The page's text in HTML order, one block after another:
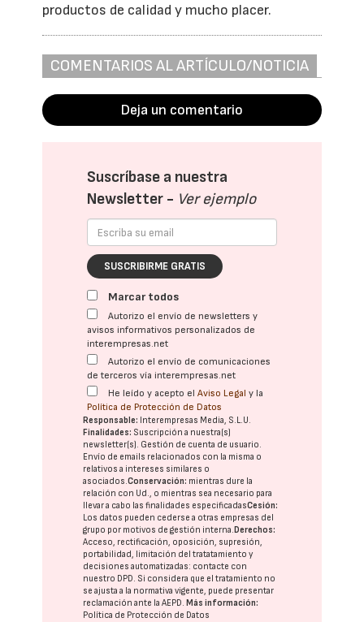
productos de calidad y mucho placer.
COMENTARIOS AL ARTÍCULO/NOTICIA
Deja un comentario
Suscríbase a nuestra
Newsletter - Ver ejemplo
SUSCRIBIRME GRATIS
Marcar todos
Autorizo el envío de newsletters y
avisos informativos personalizados de
interempresas.net
Autorizo el envío de comunicaciones
de terceros vía interempresas.net
He leído y acepto elAviso Legal y la
Política de Protección de Datos
Responsable: Interempresas Media, S.L.U.
Finalidades: Suscripción a nuestra(s)
newsletter(s). Gestión de cuenta de usuario.
Envío de emails relacionados con la misma o
relativos a intereses similares o
asociados.Conservación: mientras dure la
relación con Ud., o mientras sea necesario para
llevar a cabo las finalidades especificadasCesión:
Los datos pueden cederse a otras empresas del
grupo por motivos de gestión interna. Derechos:
Acceso, rectificación, oposición, supresión,
portabilidad, limitación del tratatamiento y
decisiones automatizadas: contacte con
nuestro DPD. Si considera que el tratamiento no
se ajusta a la normativa vigente, puede presentar
reclamación ante laAEPD. Más información:
Política de Protección de Datos